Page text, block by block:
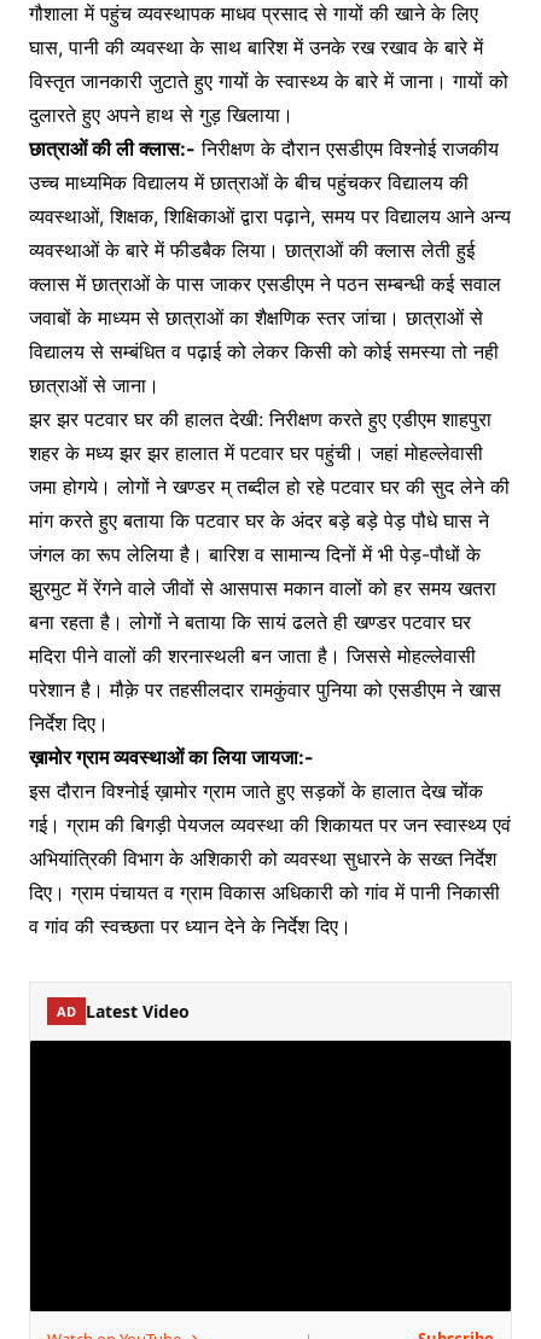
गौशाला में पहुंच व्यवस्थापक माधव प्रसाद से गायों की खाने के लिए
घास, पानी की व्यवस्था के साथ बारिश में उनके रख रखाव के बारे में
विस्तृत जानकारी जुटाते हुए गायों के स्वास्थ्य के बारे में जाना। गायों को
दुलारते हुए अपने हाथ से गुड़ खिलाया।
छात्राओं की ली क्लास:- निरीक्षण के दौरान एसडीएम विश्नोई राजकीय
उच्च माध्यमिक विद्यालय में छात्राओं के बीच पहुंचकर विद्यालय की
व्यवस्थाओं, शिक्षक, शिक्षिकाओं द्वारा पढ़ाने, समय पर विद्यालय आने अन्य
व्यवस्थाओं के बारे में फीडबैक लिया। छात्राओं की क्लास लेती हुई
क्लास में छात्राओं के पास जाकर एसडीएम ने पठन सम्बन्धी कई सवाल
जवाबों के माध्यम से छात्राओं का शैक्षणिक स्तर जांचा। छात्राओं से
विद्यालय से सम्बंधित व पढ़ाई को लेकर किसी को कोई समस्या तो नही
छात्राओं से जाना।
झर झर पटवार घर की हालत देखी: निरीक्षण करते हुए एडीएम शाहपुरा
शहर के मध्य झर झर हालात में पटवार घर पहुंची। जहां मोहल्लेवासी
जमा होगये। लोगों ने खण्डर म् तब्दील हो रहे पटवार घर की सुद लेने की
मांग करते हुए बताया कि पटवार घर के अंदर बड़े बड़े पेड़ पौधे घास ने
जंगल का रूप लेलिया है। बारिश व सामान्य दिनों में भी पेड़-पौधों के
झुरमुट में रेंगने वाले जीवों से आसपास मकान वालों को हर समय खतरा
बना रहता है। लोगों ने बताया कि सायं ढलते ही खण्डर पटवार घर
मदिरा पीने वालों की शरनास्थली बन जाता है। जिससे मोहल्लेवासी
परेशान है। मौक़े पर तहसीलदार रामकुंवार पुनिया को एसडीएम ने खास
निर्देश दिए।
ख़ामोर ग्राम व्यवस्थाओं का लिया जायजा:-
इस दौरान विश्नोई ख़ामोर ग्राम जाते हुए सड़कों के हालात देख चोंक
गई। ग्राम की बिगड़ी पेयजल व्यवस्था की शिकायत पर जन स्वास्थ्य एवं
अभियांत्रिकी विभाग के अशिकारी को व्यवस्था सुधारने के सख्त निर्देश
दिए। ग्राम पंचायत व ग्राम विकास अधिकारी को गांव में पानी निकासी
व गांव की स्वच्छता पर ध्यान देने के निर्देश दिए।
AD Latest Video